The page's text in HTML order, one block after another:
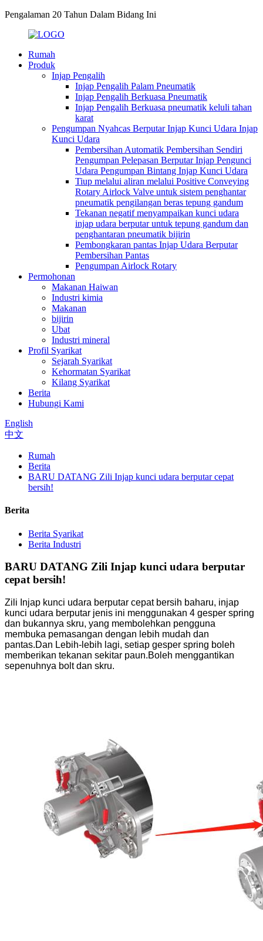
Pengalaman 20 Tahun Dalam Bidang Ini
Rumah
Produk
Injap Pengalih
Injap Pengalih Palam Pneumatik
Injap Pengalih Berkuasa Pneumatik
Injap Pengalih Berkuasa pneumatik keluli tahan
karat
Pengumpan Nyahcas Berputar Injap Kunci Udara Injap
Kunci Udara
Pembersihan Automatik Pembersihan Sendiri
Pengumpan Pelepasan Berputar Injap Pengunci
Udara Pengumpan Bintang Injap Kunci Udara
Tiup melalui aliran melalui Positive Conveying
Rotary Airlock Valve untuk sistem penghantar
pneumatik pengilangan beras tepung gandum
Tekanan negatif menyampaikan kunci udara
injap udara berputar untuk tepung gandum dan
penghantaran pneumatik bijirin
Pembongkaran pantas Injap Udara Berputar
Pembersihan Pantas
Pengumpan Airlock Rotary
Permohonan
Makanan Haiwan
Industri kimia
Makanan
bijirin
Ubat
Industri mineral
Profil Syarikat
Sejarah Syarikat
Kehormatan Syarikat
Kilang Syarikat
Berita
Hubungi Kami
English
中文
Rumah
Berita
BARU DATANG Zili Injap kunci udara berputar cepat
bersih!
Berita
Berita Syarikat
Berita Industri
BARU DATANG Zili Injap kunci udara berputar
cepat bersih!
Zili Injap kunci udara berputar cepat bersih baharu, injap
kunci udara berputar jenis ini menggunakan 4 gesper spring
dan bukannya skru, yang membolehkan pengguna
membuka pemasangan dengan lebih mudah dan
pantas.Dan Lebih-lebih lagi, setiap gesper spring boleh
memberikan tekanan sekitar paun.Boleh menggantikan
sepenuhnya bolt dan skru.